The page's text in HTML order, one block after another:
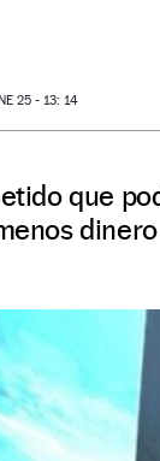
25 - 13: 14
que